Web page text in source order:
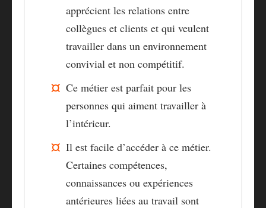
apprécient les relations entre
collègues et clients et qui veulent
travailler dans un environnement
convivial et non compétitif.
Ce métier est parfait pour les
personnes qui aiment travailler à
l’intérieur.
Il est facile d’accéder à ce métier.
Certaines compétences,
connaissances ou expériences
antérieures liées au travail sont